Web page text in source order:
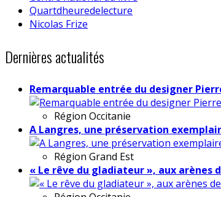
Quartdheuredelecture
Nicolas Frize
Dernières actualités
Remarquable entrée du designer
Région Occitanie
A Langres, une préservation
Région Grand Est
« Le rêve du gladiateur », aux arènes